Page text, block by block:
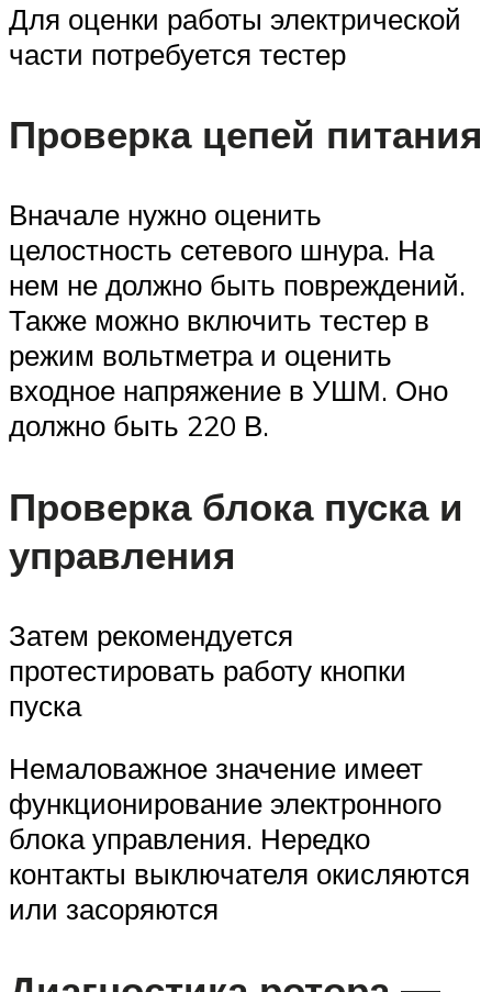
Для оценки работы электрической
части потребуется тестер
Проверка цепей питания
Вначале нужно оценить
целостность сетевого шнура. На
нем не должно быть повреждений.
Также можно включить тестер в
режим вольтметра и оценить
входное напряжение в УШМ. Оно
должно быть 220 В.
Проверка блока пуска и
управления
Затем рекомендуется
протестировать работу кнопки
пуска
Немаловажное значение имеет
функционирование электронного
блока управления. Нередко
контакты выключателя окисляются
или засоряются